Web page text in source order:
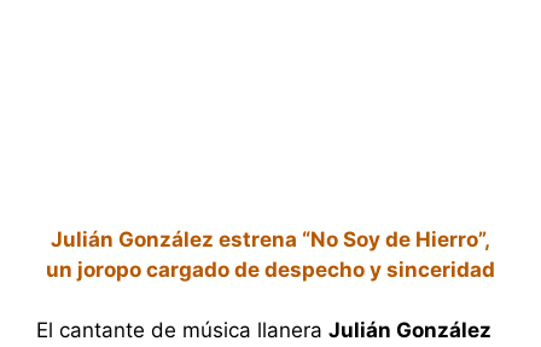
Julián González estrena “No Soy de Hierro”,
un joropo cargado de despecho y sinceridad
El cantante de música llanera Julián González